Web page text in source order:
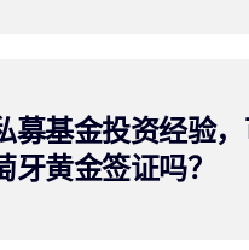
募基金投资经验
牙黄金签证吗？